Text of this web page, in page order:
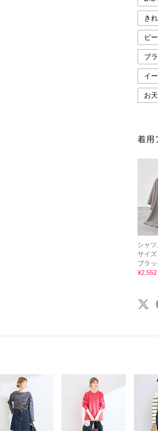
き
ビ
ブ
イ
お
着用
シャ
サイズ
ブラッ